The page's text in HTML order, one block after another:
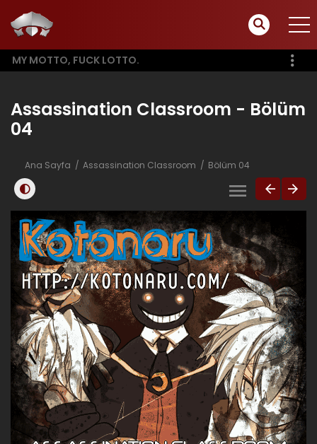
MY MOTTO, FUCK LOTTO.
Assassination Classroom - Bölüm
04
Ana Sayfa Assassination Classroom Bölüm 04